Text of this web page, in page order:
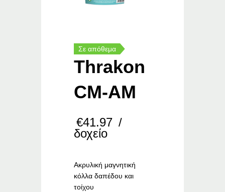
Σε απόθεμα
Thrakon
CM-AM
€41.97 /
δοχείο
Ακρυλική μαγνητική
κόλλα δαπέδου και
τοίχου